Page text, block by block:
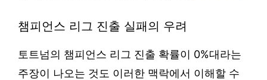
챔피언스 리그 진출 실패의 우려
토트넘의 챔피언스 리그 진출 확률이 0%대라는
주장이 나오는 것도 이러한 맥락에서 이해할 수